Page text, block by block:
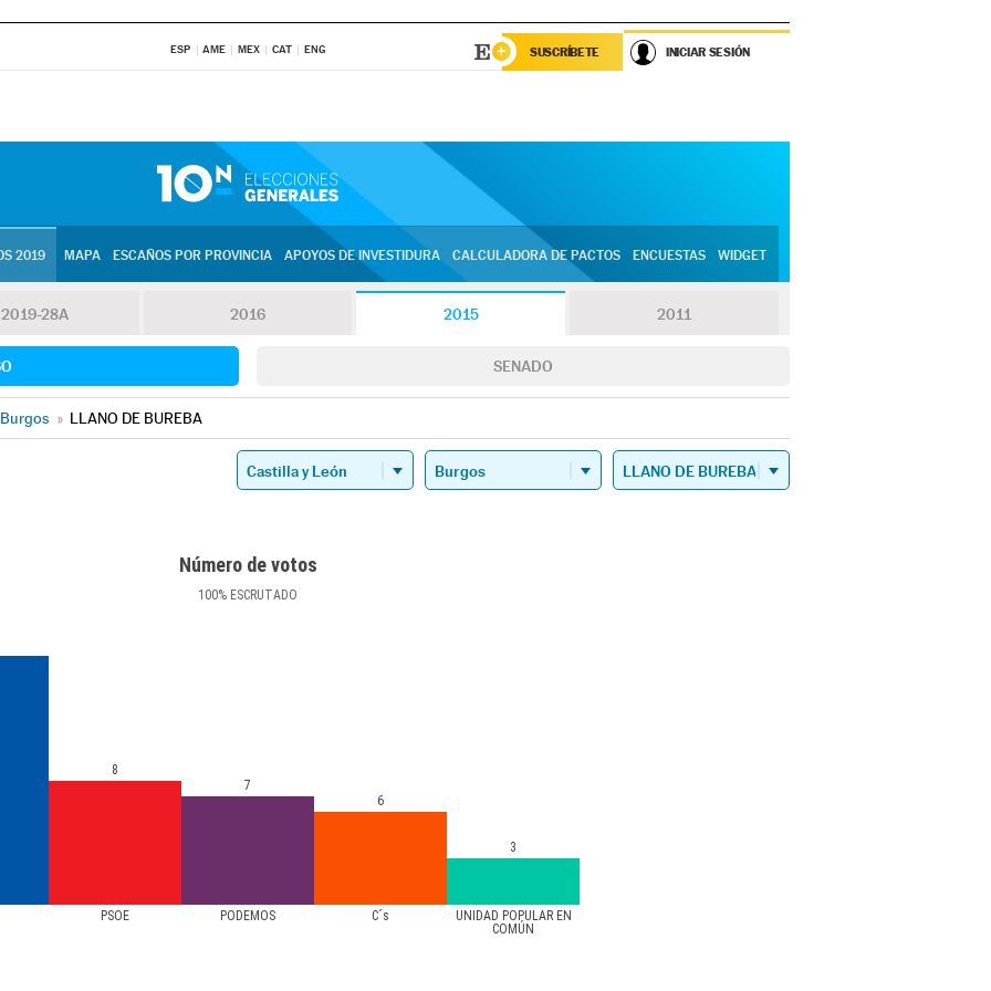
ESP AME MEX CAT ENG SUSCRÍBETE INICIAR SESIÓN
2019 MAPA ESCAÑOS POR PROVINCIA APOYOS DE INVESTIDURA CALCULADORA DE PACTOS ENCUESTAS WIDGET
2019-28A 2016 2015 2011
SENADO
Burgos » LLANO DE BUREBA
Número de votos
100% ESCRUTADO
PSOE PODEMOS C´s
UNIDAD POPULAR EN
COMÚN
8
7
6
3